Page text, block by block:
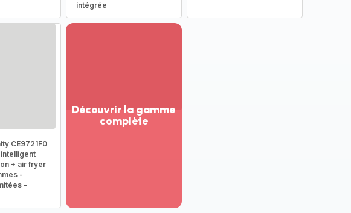
intégrée
CE9721F0
+ air fryer
-
-
Découvrir la gamme
complète
complète